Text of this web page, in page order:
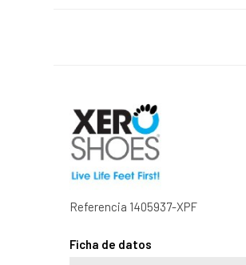
Referencia 1405937-XPF
Ficha de datos